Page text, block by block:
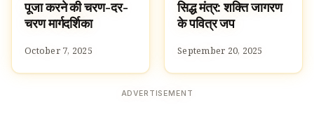
पूजा करने की चरण-दर-
चरण मार्गदर्शिका
October 7, 2025
सिद्ध मंत्र: शक्ति जागरण
के पवित्र जप
September 20, 2025
ADVERTISEMENT